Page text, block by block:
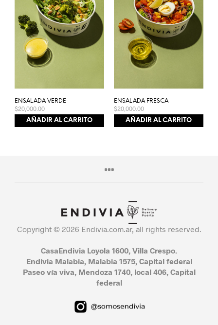
ENSALADA VERDE
$20,000.00
AÑADIR AL CARRITO
ENSALADA FRESCA
$20,000.00
AÑADIR AL CARRITO
Copyright © 2026 Endivia.com.ar, all rights reserved.
CasaEndivia Loyola 1600, Villa Crespo.
Endivia Malabia, Malabia 1575, Capital federal
Paseo vía viva, Mendoza 1740, local 406, Capital
federal